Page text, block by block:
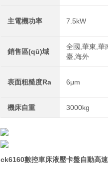
主電機功率 7.5kW
銷售區(qū)域
全國,華東,華
臺,海外
表面粗糙度Ra 6μm
機床自重 3000kg
ck6160數控車床液壓卡盤自動高